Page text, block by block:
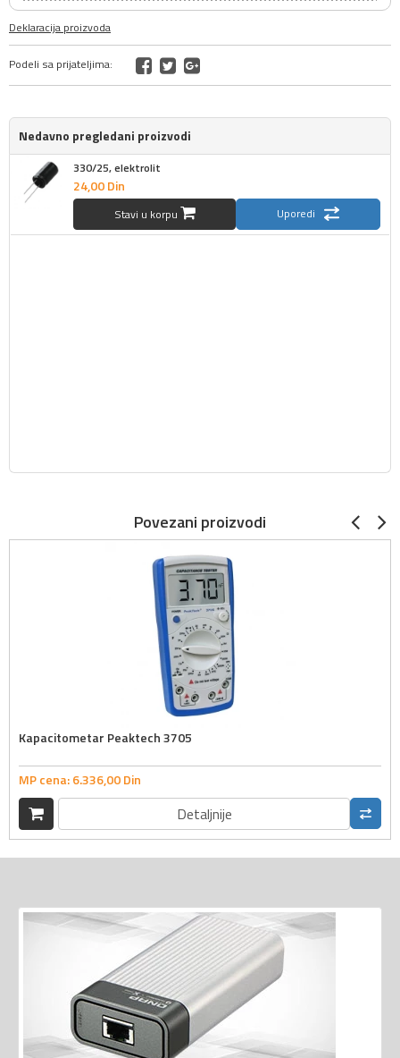
Deklaracija proizvoda
Podeli sa prijateljima:
Nedavno pregledani proizvodi
330/25, elektrolit
24,00Din
Stavi u korpu Uporedi
Povezani proizvodi
Kapacitometar Peaktech 3705
MP cena:6.336,00Din
Detaljnije